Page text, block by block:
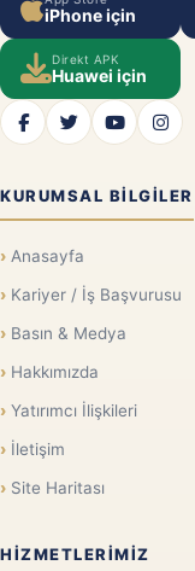
iPhone için
Direkt APK
Huawei için
KURUMSAL BILGILER
Anasayfa
Kariyer / İş Başvurusu
Basın & Medya
Hakkımızda
Yatırımcı İlişkileri
İletişim
Site Haritası
HIZMETLERIMIZ